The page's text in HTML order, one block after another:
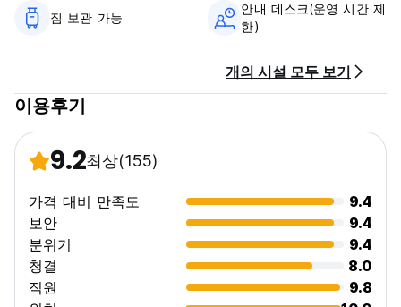
짐 보관 가능
안내 데스크(운영 시간 제
한)
개의 시설 모두 보기
이용후기
9.2최상(155)
가격 대비 만족도
9.4
보안
9.4
분위기
9.4
청결
8.0
직원
9.8